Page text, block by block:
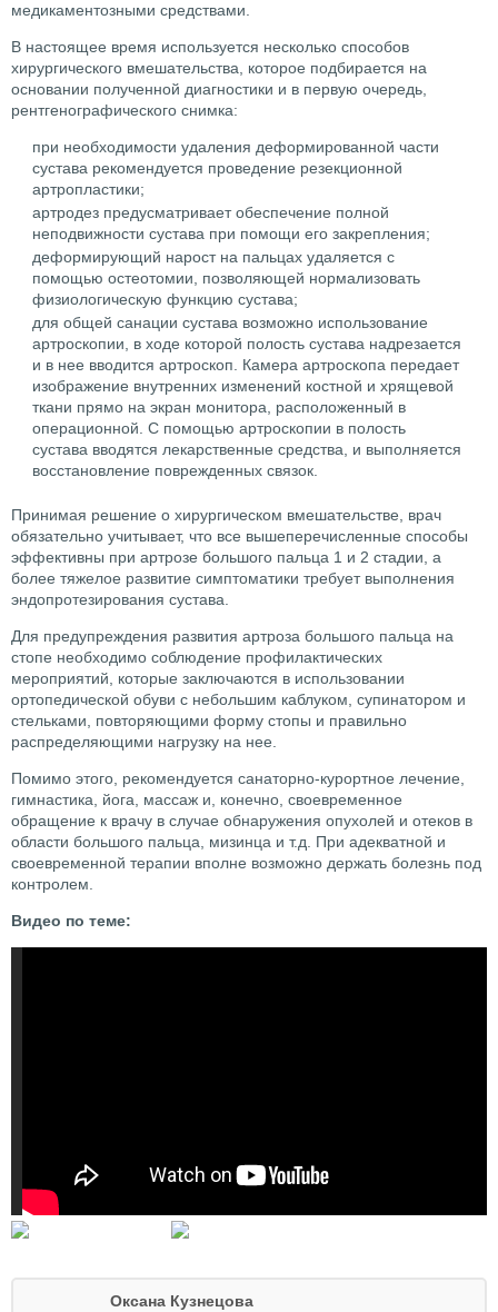
медикаментозными средствами.
В настоящее время используется несколько способов
хирургического вмешательства, которое подбирается на
основании полученной диагностики и в первую очередь,
рентгенографического снимка:
при необходимости удаления деформированной части
сустава рекомендуется проведение резекционной
артропластики;
артродез предусматривает обеспечение полной
неподвижности сустава при помощи его закрепления;
деформирующий нарост на пальцах удаляется с
помощью остеотомии, позволяющей нормализовать
физиологическую функцию сустава;
для общей санации сустава возможно использование
артроскопии, в ходе которой полость сустава надрезается
и в нее вводится артроскоп. Камера артроскопа передает
изображение внутренних изменений костной и хрящевой
ткани прямо на экран монитора, расположенный в
операционной. С помощью артроскопии в полость
сустава вводятся лекарственные средства, и выполняется
восстановление поврежденных связок.
Принимая решение о хирургическом вмешательстве, врач
обязательно учитывает, что все вышеперечисленные способы
эффективны при артрозе большого пальца 1 и 2 стадии, а
более тяжелое развитие симптоматики требует выполнения
эндопротезирования сустава.
Для предупреждения развития артроза большого пальца на
стопе необходимо соблюдение профилактических
мероприятий, которые заключаются в использовании
ортопедической обуви с небольшим каблуком, супинатором и
стельками, повторяющими форму стопы и правильно
распределяющими нагрузку на нее.
Помимо этого, рекомендуется санаторно-курортное лечение,
гимнастика, йога, массаж и, конечно, своевременное
обращение к врачу в случае обнаружения опухолей и отеков в
области большого пальца, мизинца и т.д. При адекватной и
своевременной терапии вполне возможно держать болезнь под
контролем.
Видео по теме:
Оксана Кузнецова